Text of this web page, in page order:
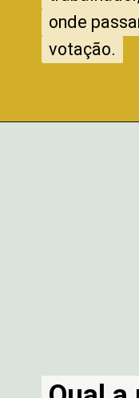
onde
votação.
onde
votação.